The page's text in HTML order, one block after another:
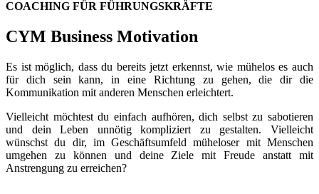
COACHING FÜR FÜHRUNGSKRÄFTE
CYM Business Motivation
Es ist möglich, dass du bereits jetzt erkennst, wie mühelos es auch
für dich sein kann, in eine Richtung zu gehen, die dir die
Kommunikation mit anderen Menschen erleichtert.
Vielleicht möchtest du einfach aufhören, dich selbst zu sabotieren
und dein Leben unnötig kompliziert zu gestalten. Vielleicht
wünschst du dir, im Geschäftsumfeld müheloser mit Menschen
umgehen zu können und deine Ziele mit Freude anstatt mit
Anstrengung zu erreichen?